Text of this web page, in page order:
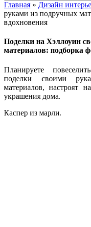
Главная » Дизайн
руками из подручных
вдохновения
Поделки на Хэллоуин
материалов: подборка
Планируете
поделки своими
материалов, настроят
украшения дома.
Каспер из марли.